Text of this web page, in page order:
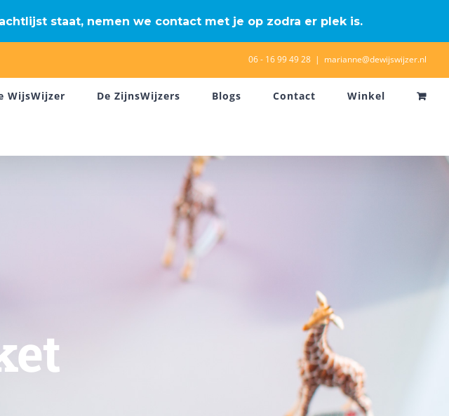
06 - 16 99 49 28 | marianne@dewijswijzer.nl
WijsWijzer De ZijnsWijzers Blogs Contact Winkel
staat, nemen we contact met je op zodra er plek is.